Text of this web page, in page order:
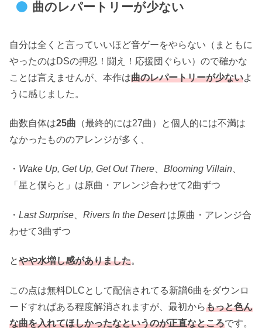
曲のレパートリーが少ない
自分は全くと言っていいほど音ゲーをやらない（まともに
やったのはDSの押忍！闘え！応援団ぐらい）ので確かな
ことは言えませんが、本作は曲のレパートリーが少ないよ
うに感じました。
曲数自体は25曲 （最終的には27曲）と個人的には不満は
なかったもののアレンジが多く、
・ Wake Up, Get Up, Get Out There Blooming Villain
「星と僕らと」は原曲・アレンジ合わせて2曲ずつ
・ Last Surprise Rivers In the Desertは原曲・アレンジ合
わせて3曲ずつ
とやや水増し感がありました。
この点は無料DLCとして配信されてる新譜6曲をダウンロ
ードすればある程度解消されますが、最初からもっと色ん
な曲を入れてほしかったなというのが正直なところです。